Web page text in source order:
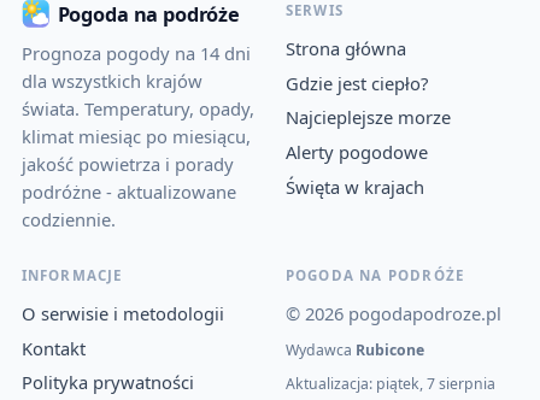
Pogoda na podróże
Prognoza pogody na 14 dni
dla wszystkich krajów
świata. Temperatury, opady,
klimat miesiąc po miesiącu,
jakość powietrza i porady
podróżne - aktualizowane
codziennie.
SERWIS
Strona główna
Gdzie jest ciepło?
Najcieplejsze morze
Alerty pogodowe
Święta w krajach
INFORMACJE
O serwisie i metodologii
Kontakt
Polityka prywatności
POGODA NA PODRÓŻE
© 2026 pogodapodroze.pl
Wydawca Rubicone
Aktualizacja: piątek, 7 sierpnia